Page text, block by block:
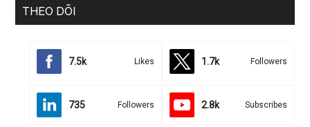
THEO DÕI
7.5k Likes 1.7k Followers
735 Followers 2.8k Subscribes